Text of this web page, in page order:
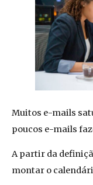
Muitos e-mails
poucos e-mails
A partir da
montar o